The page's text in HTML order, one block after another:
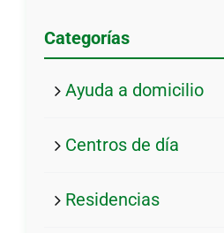
Categorías
Ayuda a domicilio
Centros de día
Residencias